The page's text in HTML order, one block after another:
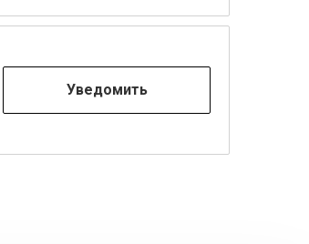
Уведомить